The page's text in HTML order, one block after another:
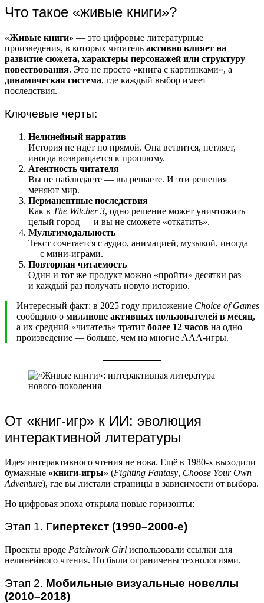
Что такое «живые книги»?
«Живые книги» — это цифровые литературные
произведения, в которых читатель активно влияет на
развитие сюжета, характеры персонажей или структуру
повествования. Это не просто «книга с картинками», а
динамическая система, где каждый выбор имеет
последствия.
Ключевые черты:
Нелинейный нарратив
История не идёт по прямой. Она ветвится, петляет,
иногда возвращается к прошлому.
Агентность читателя
Вы не наблюдаете — вы решаете. И эти решения
меняют мир.
Перманентные последствия
Как в The Witcher 3, одно решение может уничтожить
целый город — и вы не сможете «откатить».
Мультимодальность
Текст сочетается с аудио, анимацией, музыкой, иногда
— с мини-играми.
Повторная читаемость
Один и тот же продукт можно «пройти» десятки раз —
и каждый раз получать новую историю.
Интересный факт: в 2025 году приложение Choice of Games
сообщило о миллионе активных пользователей в месяц,
а их средний «читатель» тратит более 12 часов на одно
произведение — больше, чем на многие AAA-игры.
От «книг-игр» к ИИ: эволюция
интерактивной литературы
Идея интерактивного чтения не нова. Ещё в 1980-х выходили
бумажные «книги-игры» (Fighting Fantasy, Choose Your Own
Adventure), где вы листали страницы в зависимости от выбора.
Но цифровая эпоха открыла новые горизонты:
Этап 1. Гипертекст (1990–2000-е)
Проекты вроде Patchwork Girl использовали ссылки для
нелинейного чтения. Но были ограничены технологиями.
Этап 2. Мобильные визуальные новеллы
(2010–2018)